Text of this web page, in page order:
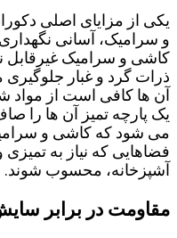
یکی از مزایای اصلی
و سرامیک، آسانی
کاشی و سرامیک غیرقابل
ذرات گرد و غبار جلوگیری
آن ها کافی است از مواد
یک پارچه تمیز آن ها را
می ‌شود که کاشی و
فضاهایی که نیاز به تمیزی
آشپزخانه، محسوب شوند.
مقاومت در برابر